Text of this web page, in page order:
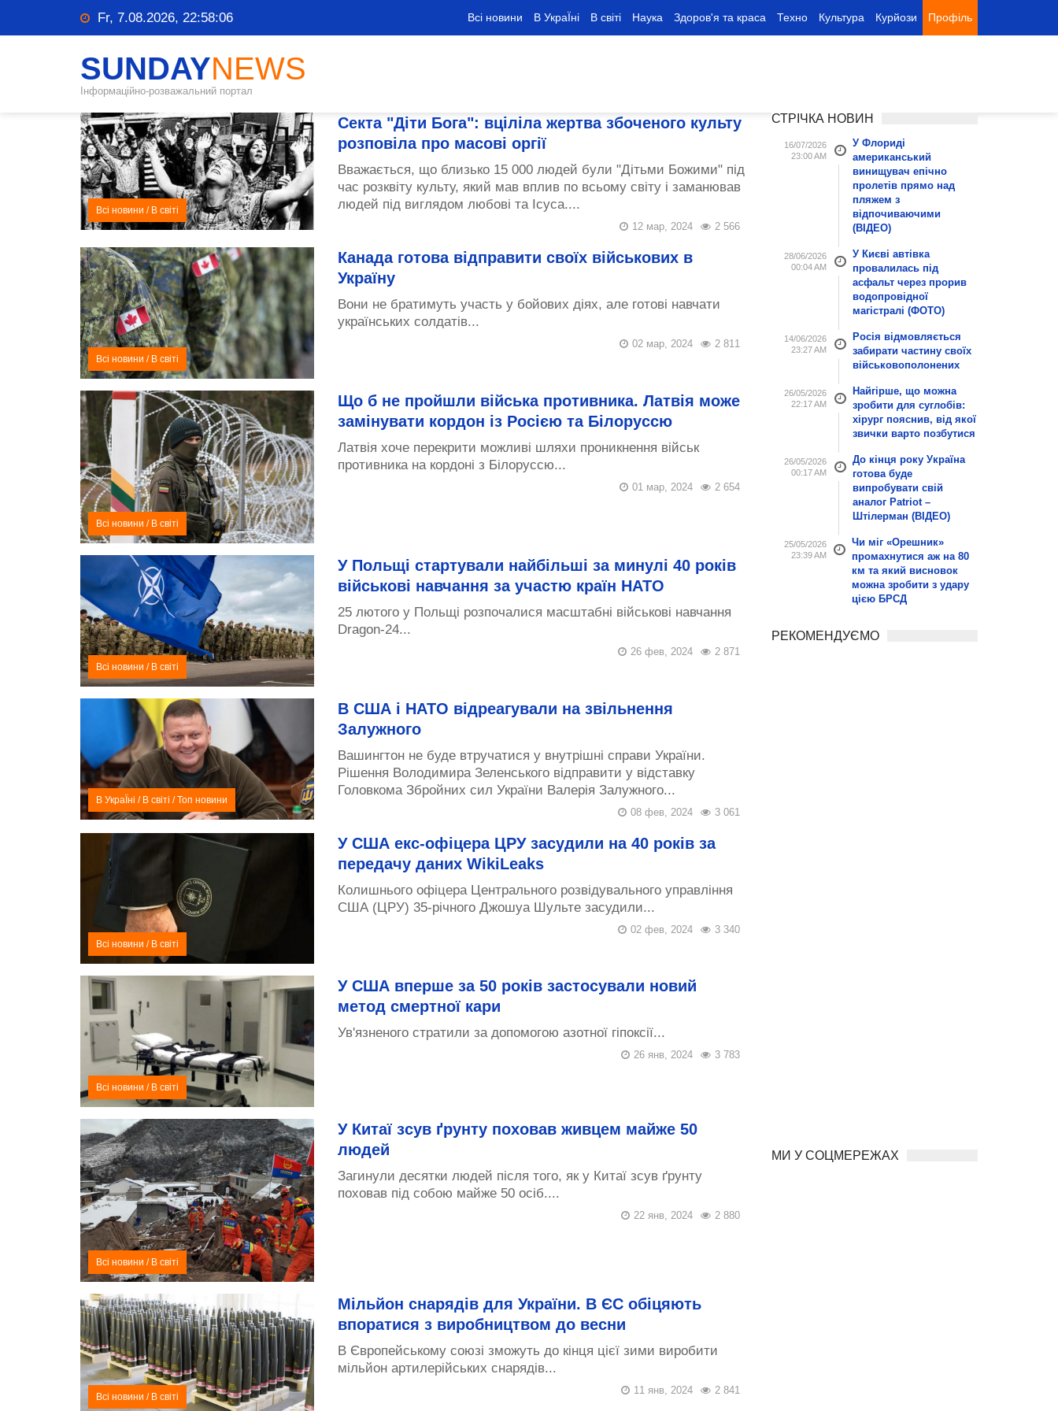
Fr, 7.08.2026, 22:58:07 Всі новини В УкраЇні В світі Наука Здоров'я та краса Техно Культура Курйози Профіль
SUNDAYNEWS
Інформаційно-розважальний портал
Всі новини / В світі
Секта "Діти Бога": вціліла жертва збоченого культу
розповіла про масові оргії
Вважається, що близько 15 000 людей були "Дітьми Божими" під
час розквіту культу, який мав вплив по всьому світу і заманював
людей під виглядом любові та Ісуса....
2 566
12 мар, 2024
Всі новини / В світі
Канада готова відправити своїх військових в
Україну
Вони не братимуть участь у бойових діях, але готові навчати
українських солдатів...
2 811
02 мар, 2024
Всі новини / В світі
Що б не пройшли війська противника. Латвія може
замінувати кордон із Росією та Білоруссю
Латвія хоче перекрити можливі шляхи проникнення військ
противника на кордоні з Білоруссю...
2 654
01 мар, 2024
Всі новини / В світі
У Польщі стартували найбільші за минулі 40 років
військові навчання за участю країн НАТО
25 лютого у Польщі розпочалися масштабні військові навчання
Dragon-24...
2 871
26 фев, 2024
В УкраЇні / В світі /Топ новини
В США і НАТО відреагували на звільнення
Залужного
Вашингтон не буде втручатися у внутрішні справи України.
Рішення Володимира Зеленського відправити у відставку
Головкома Збройних сил України Валерія Залужного...
3 061
08 фев, 2024
Всі новини / В світі
У США екс-офіцера ЦРУ засудили на 40 років за
передачу даних WikiLeaks
Колишнього офіцера Центрального розвідувального управління
США (ЦРУ) 35-річного Джошуа Шульте засудили...
3 340
02 фев, 2024
Всі новини / В світі
У США вперше за 50 років застосували новий
метод смертної кари
Ув'язненого стратили за допомогою азотної гіпоксії...
3 783
26 янв, 2024
Всі новини / В світі
У Китаї зсув ґрунту поховав живцем майже 50
людей
Загинули десятки людей після того, як у Китаї зсув ґрунту
поховав під собою майже 50 осіб....
2 880
22 янв, 2024
Всі новини / В світі
Мільйон снарядів для України. В ЄС обіцяють
впоратися з виробництвом до весни
В Європейському союзі зможуть до кінця цієї зими виробити
мільйон артилерійських снарядів...
2 841
11 янв, 2024
СТРІЧКА НОВИН
16/07/2026
23:00 AM
У Флориді
американський
винищувач епічно
пролетів прямо над
пляжем з
відпочиваючими
(ВІДЕО)
28/06/2026
00:04 AM
У Києві автівка
провалилась під
асфальт через прорив
водопровідної
магістралі (ФОТО)
14/06/2026
23:27 AM
Росія відмовляється
забирати частину своїх
військовополонених
26/05/2026
22:17 AM
Найгірше, що можна
зробити для суглобів:
хірург пояснив, від якої
звички варто позбутися
26/05/2026
00:17 AM
До кінця року Україна
готова буде
випробувати свій
аналог Patriot –
Штілерман (ВІДЕО)
25/05/2026
23:39 AM
Чи міг «Орешник»
промахнутися аж на 80
км та який висновок
можна зробити з удару
цією БРСД
РЕКОМЕНДУЄМО
МИ У СОЦМЕРЕЖАХ